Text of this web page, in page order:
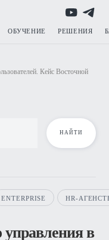
ОБУЧЕНИЕ РЕШЕНИЯ
ENTERPRISE HR-
управления в
Кейс Восточной